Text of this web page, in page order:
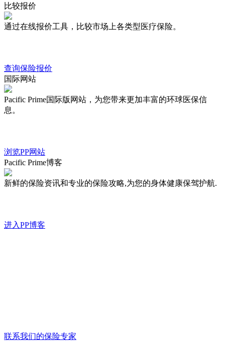
比较报价
通过在线报价工具，比较市场上各类型医疗保险。
查询保险报价
国际网站
Pacific Prime国际版网站，为您带来更加丰富的环球医保信
息。
浏览PP网站
Pacific Prime博客
新鲜的保险资讯和专业的保险攻略,为您的身体健康保驾护航.
进入PP博客
联系我们的保险专家